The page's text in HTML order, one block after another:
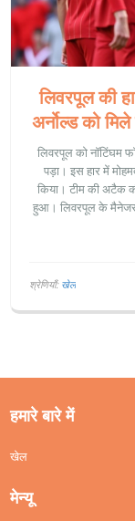
लिवरपूल की
अर्नोल्ड को
लिवरपूल को नॉटिंघम
पड़ा। इस हार में
किया। टीम की अटैक
हुआ। लिवरपूल के मैनेजर
श्रेणियाँ: खेल
हमारे बारे में
खेल
मेन्यू